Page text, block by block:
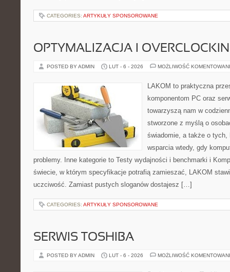
CATEGORIES: ARTYKUŁY SPONSOROWANE
OPTYMALIZACJA I
POSTED BY ADMIN LUT - 6 - 2026 MOŻLIWOŚĆ
LAKOM to praktyczna
komponentom PC oraz
towarzyszą nam w
stworzone z myślą o
świadomie, a także o tych,
wsparcia wtedy, gdy
problemy. Inne kategorie to Testy wydajności i benchmarki i
świecie, w którym specyfikacje potrafią zamieszać, LAKOM
uczciwość. Zamiast pustych sloganów dostajesz […]
CATEGORIES: ARTYKUŁY SPONSOROWANE
SERWIS TOSHIBA
POSTED BY ADMIN LUT - 6 - 2026 MOŻLIWOŚĆ